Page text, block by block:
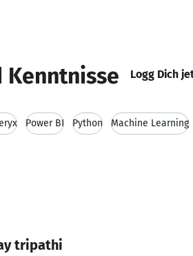
Kenntnisse Logg Dich
Power BI Python Machine Learning
tripathi